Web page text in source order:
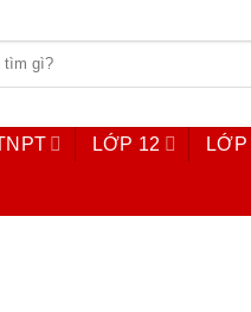
LỚP 12 LỚP